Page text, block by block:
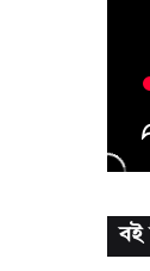
বই